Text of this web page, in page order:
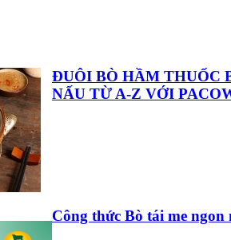
ĐUÔI BÒ HẦM THUỐC
NẤU TỪ A-Z VỚI
Công thức Bò tái me